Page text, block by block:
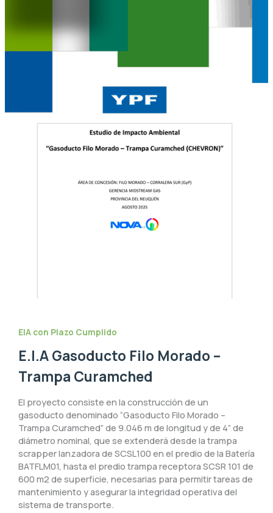
EIA con Plazo Cumplido
E.I.A Gasoducto Filo Morado –
Trampa Curamched
El proyecto consiste en la construcción de un
gasoducto denominado “Gasoducto Filo Morado –
Trampa Curamched” de 9.046 m de longitud y de 4” de
diámetro nominal, que se extenderá desde la trampa
scrapper lanzadora de SCSL100 en el predio de la Batería
BATFLM01, hasta el predio trampa receptora SCSR 101 de
600 m2 de superficie, necesarias para permitir tareas de
mantenimiento y asegurar la integridad operativa del
sistema de transporte.